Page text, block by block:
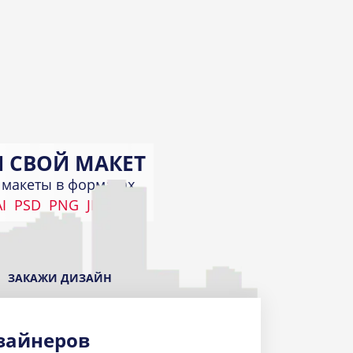
СВОЙ МАКЕТ
в форматах
PSD PNG JPEG
ЗАКАЖИ ДИЗАЙН